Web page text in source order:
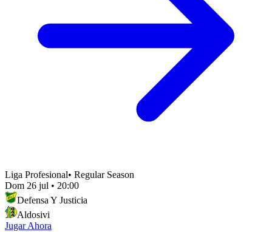
Liga Profesional• Regular Season
Dom 26 jul • 20:00
Defensa Y Justicia
Aldosivi
Jugar Ahora